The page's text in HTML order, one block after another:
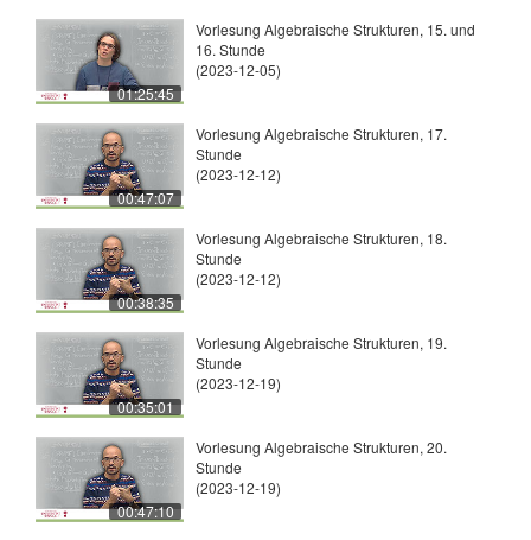
01:25:45
Vorlesung Algebraische Strukturen, 15. und
16. Stunde
(2023-12-05)
00:47:07
Vorlesung Algebraische Strukturen, 17.
Stunde
(2023-12-12)
00:38:35
Vorlesung Algebraische Strukturen, 18.
Stunde
(2023-12-12)
00:35:01
Vorlesung Algebraische Strukturen, 19.
Stunde
(2023-12-19)
00:47:10
Vorlesung Algebraische Strukturen, 20.
Stunde
(2023-12-19)